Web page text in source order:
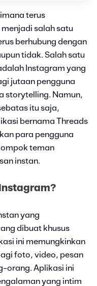
terus
salah satu
berhubung dengan
tidak. Salah satu
Instagram yang
jutaan pengguna
storytelling. Namun,
itu saja,
bernama Threads
para pengguna
teman
instan.
yang
dibuat khusus
ini memungkinkan
foto, video, pesan
orang. Aplikasi ini
yang intim